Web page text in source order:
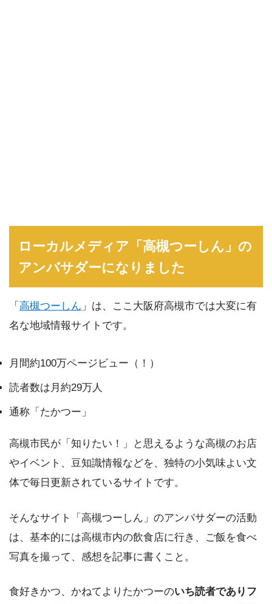
ローカルメディア「高槻つーしん」の
アンバサダーになりました
「 高槻つーしん 」は、ここ大阪府高槻市では大変に有
名な地域情報サイトです。
月間約100万ページビュー（！）
読者数は月約29万人
通称「たかつー」
高槻市民が「知りたい！」と思えるような高槻のお店
やイベント、豆知識情報などを、独特の小気味よい文
体で毎日更新されているサイトです。
そんなサイト「高槻つーしん」のアンバサダーの活動
は、基本的には高槻市内の飲食店に行き、ご飯を食べ
写真を撮って、感想を記事に書くこと。
食好きかつ、かねてよりたかつーのいち読者でありフ